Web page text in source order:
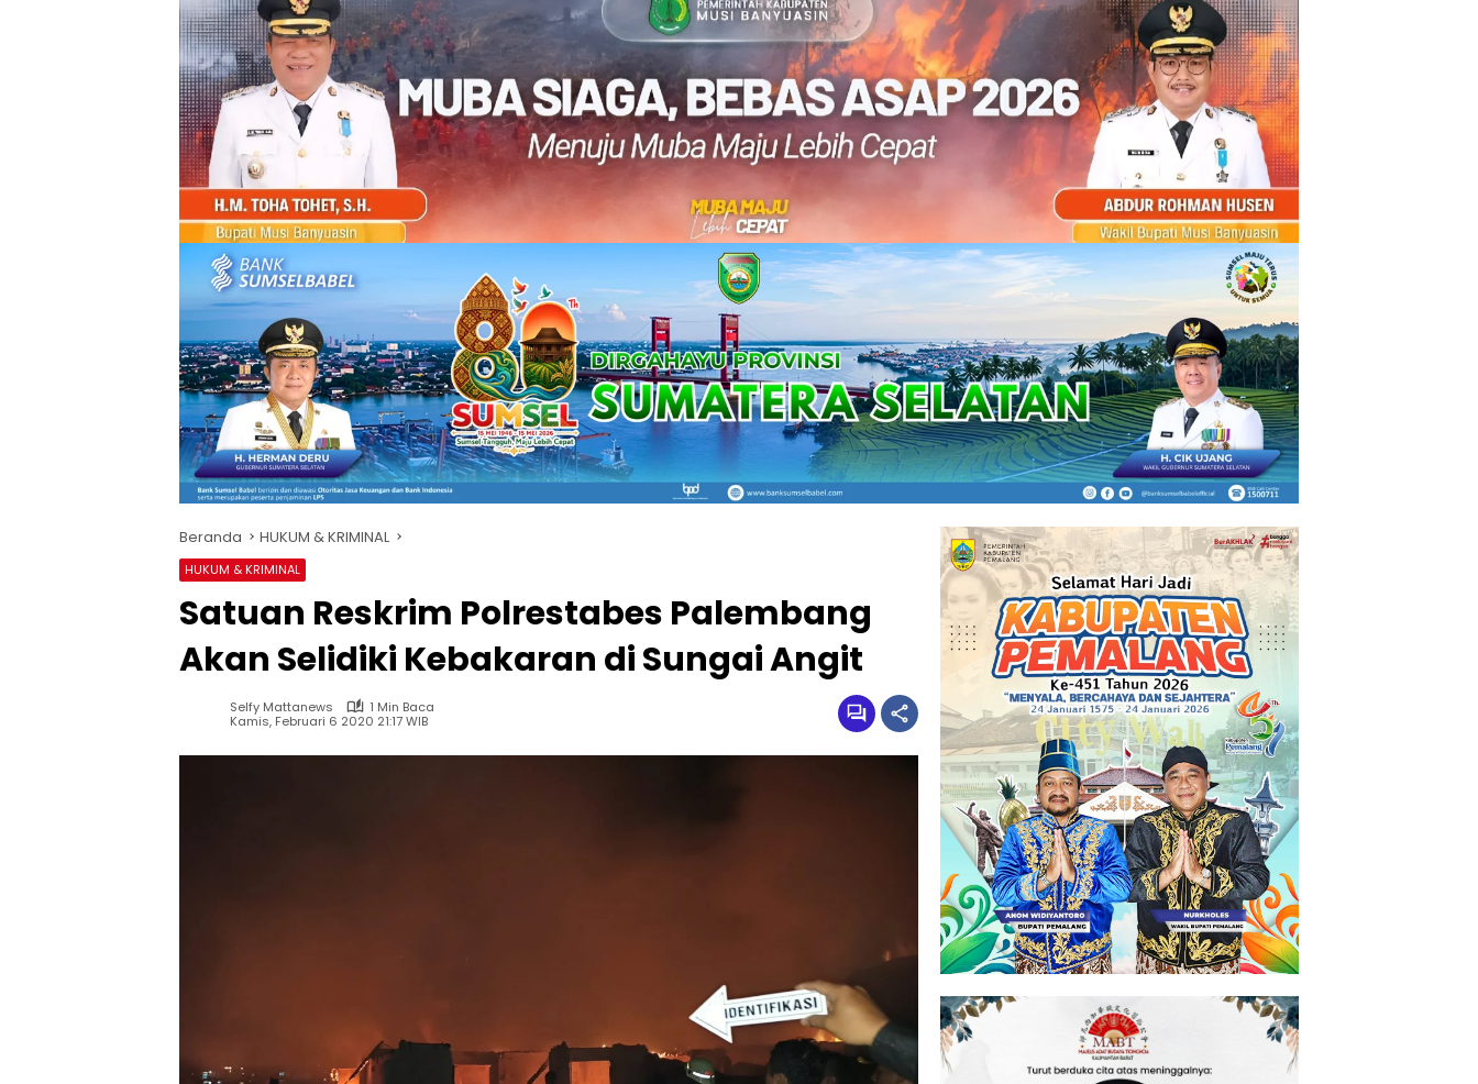
Beranda HUKUM & KRIMINAL
HUKUM & KRIMINAL
Satuan Reskrim Polrestabes Palembang
Akan Selidiki Kebakaran di Sungai Angit
Selfy Mattanews
1 Min Baca
Kamis, Februari 6 2020 21:17 WIB